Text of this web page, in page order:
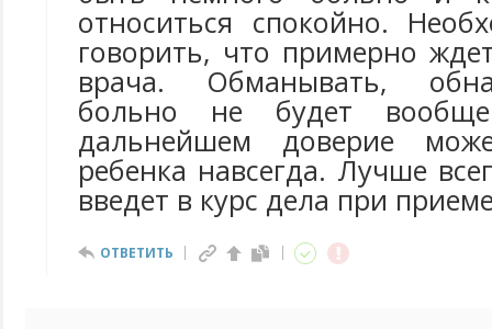
относиться спокойно.
говорить, что примерно
врача. Обманывать,
больно не будет
дальнейшем доверие
ребенка навсегда. Лучше
введет в курс дела при
ОТВЕТИТЬ